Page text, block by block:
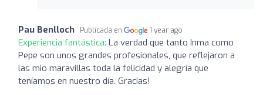
Pau Benlloch Publicada en 1 year ago
Experiencia fantástica: La verdad que tanto Inma como
Pepe son unos grandes profesionales, que reflejaron a
las mio maravillas toda la felicidad y alegría que
teníamos en nuestro día. Gracias!